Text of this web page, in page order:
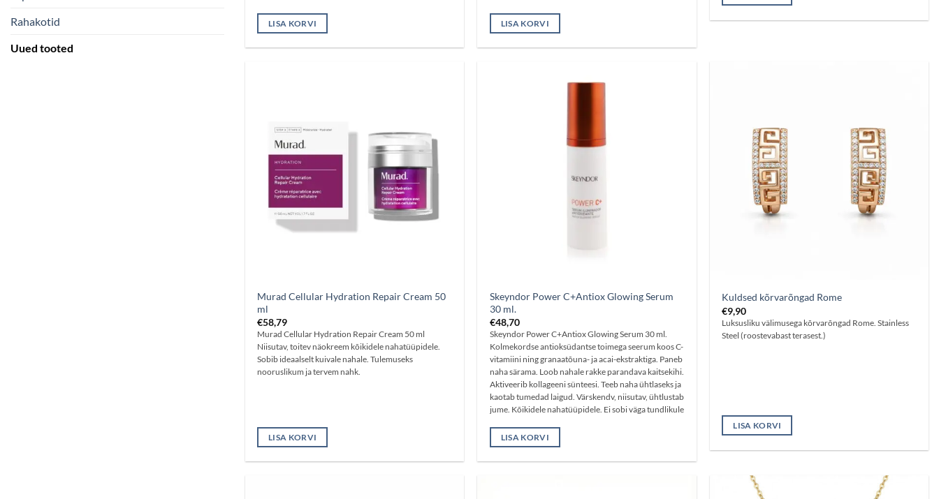
Rahakotid
Uued tooted
LISA KORVI LISA KORVI
Murad Cellular Hydration Repair Cream 50
ml
€58,79
Murad Cellular Hydration Repair Cream 50 ml
Niisutav, toitev näokreem kõikidele nahatüüpidele.
Sobib ideaalselt kuivale nahale. Tulemuseks
nooruslikum ja tervem nahk.
LISA KORVI
Skeyndor Power C+Antiox Glowing Serum
30 ml.
€48,70
Skeyndor Power C+Antiox Glowing Serum 30 ml.
Kolmekordse antioksüdantse toimega seerum koos C-
vitamiini ning granaatõuna- ja acai-ekstraktiga. Paneb
naha särama. Loob nahale rakke parandava kaitsekihi.
Aktiveerib kollageeni sünteesi. Teeb naha ühtlaseks ja
kaotab tumedad laigud. Värskendv, niisutav, ühtlustab
jume. Kõikidele nahatüüpidele. Ei sobi väga tundlikule
LISA KORVI
Kuldsed kõrvarõngad Rome
€9,90
Luksusliku välimusega kõrvarõngad Rome. Stainless
Steel (roostevabast terasest.)
LISA KORVI